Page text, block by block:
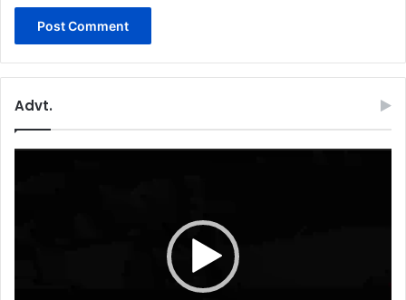
Advt.